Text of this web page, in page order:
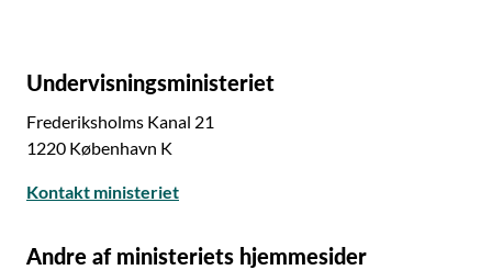
Undervisningsministeriet
Frederiksholms Kanal 21
1220 København K
Kontakt ministeriet
Andre af ministeriets hjemmesider